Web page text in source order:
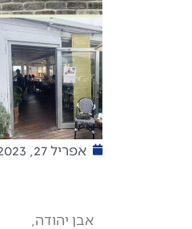
אפריל 27, 2023
אבן יהודה,